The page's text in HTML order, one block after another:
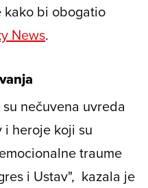
kako bi obogatio
News.
nečuvena uvreda
i heroje koji su
traume
i Ustav", kazala je